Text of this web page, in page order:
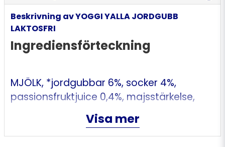
Beskrivning av YOGGI YALLA JORDGUBB
LAKTOSFRI
Ingrediensförteckning
MJÖLK, *jordgubbar 6%, socker 4%,
passionsfruktjuice 0,4%, majsstärkelse,
laktasenzym, naturlig arom. Mjölken är
högpastöriserad
* allergen
Visa mer